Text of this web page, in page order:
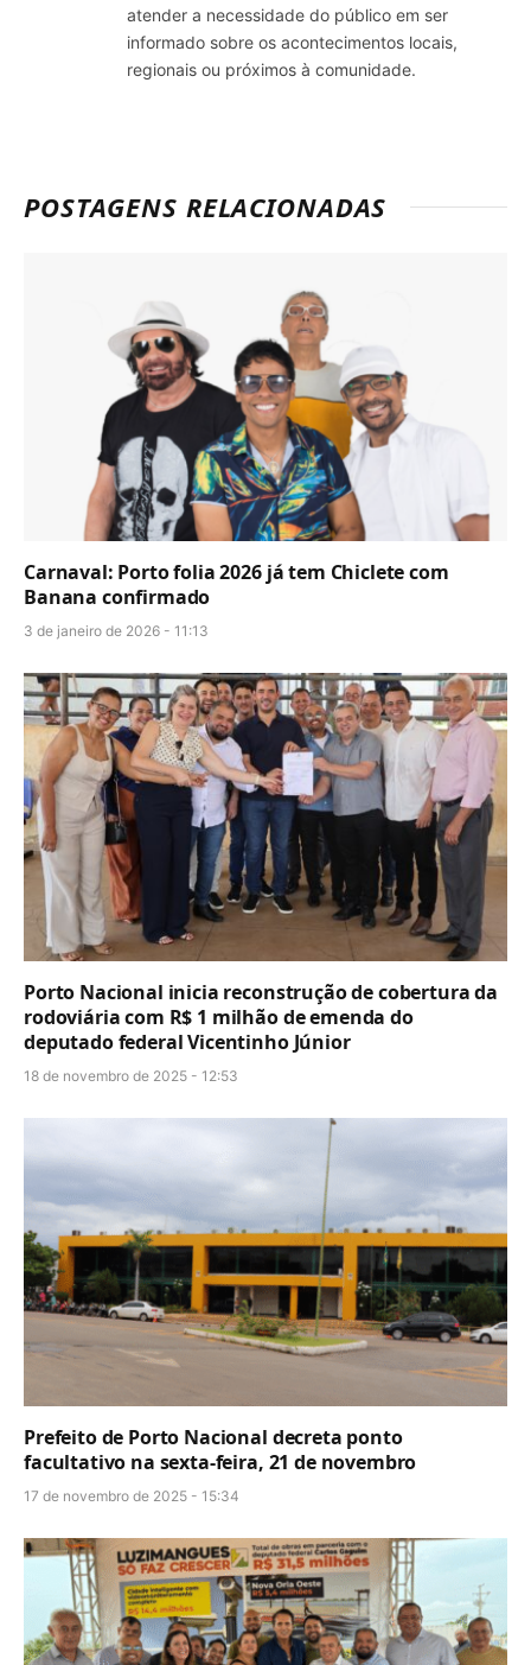
atender a necessidade do público em ser
informado sobre os acontecimentos locais,
regionais ou próximos à comunidade.
POSTAGENS RELACIONADAS
Carnaval: Porto folia 2026 já tem Chiclete com
Banana confirmado
3 de janeiro de 2026 - 11:13
Porto Nacional inicia reconstrução de cobertura da
rodoviária com R$ 1 milhão de emenda do
deputado federal Vicentinho Júnior
18 de novembro de 2025 - 12:53
Prefeito de Porto Nacional decreta ponto
facultativo na sexta-feira, 21 de novembro
17 de novembro de 2025 - 15:34